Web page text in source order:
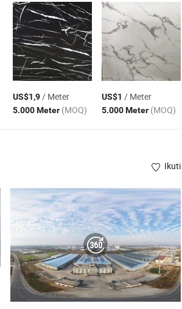
US$1,9/ Meter
5.000 Meter (MOQ)
US$1 / Meter
5.000 Meter (MOQ)
Ikuti
(MOQ)